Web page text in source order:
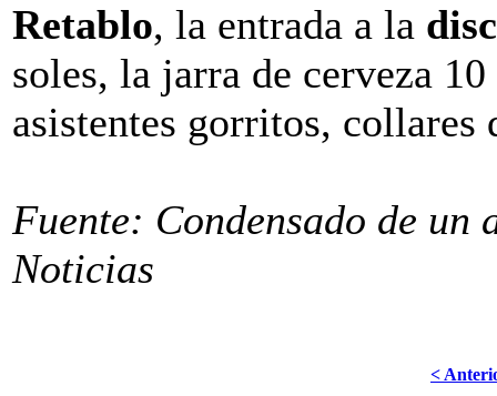
Retablo, la entrada a la
soles, la jarra de cerveza
asistentes gorritos,
Fuente: Condensado de
Noticias
<